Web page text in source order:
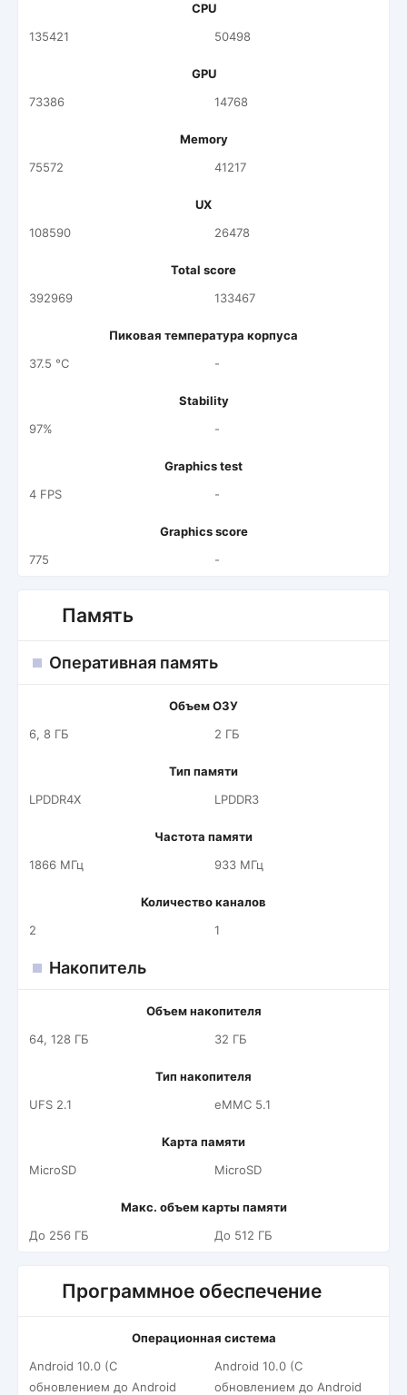
CPU
135421
50498
GPU
73386
14768
Memory
75572
41217
UX
108590
26478
Total score
392969
133467
Пиковая температура корпуса
37.5 °C
-
Stability
97%
-
Graphics test
4 FPS
-
Graphics score
775
-
Память
Оперативная память
Объем ОЗУ
6, 8 ГБ
2 ГБ
Тип памяти
LPDDR4X
LPDDR3
Частота памяти
1866 МГц
933 МГц
Количество каналов
2
1
Накопитель
Объем накопителя
64, 128 ГБ
32 ГБ
Тип накопителя
UFS 2.1
eMMC 5.1
Карта памяти
MicroSD
MicroSD
Макс. объем карты памяти
До 256 ГБ
До 512 ГБ
Программное обеспечение
Операционная система
Android 10.0 (С
обновлением до Android
Android 10.0 (С
обновлением до Android